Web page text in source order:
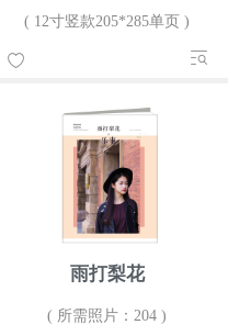
( 12寸竖款205*285单页 )
雨打梨花
( 所需照片：204 )